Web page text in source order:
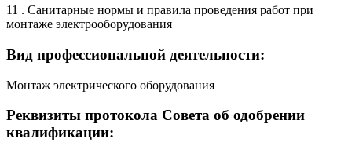
11 . Санитарные нормы и правила проведения работ при
монтаже электрооборудования
Вид профессиональной деятельности:
Монтаж электрического оборудования
Реквизиты протокола Совета об одобрении
квалификации: